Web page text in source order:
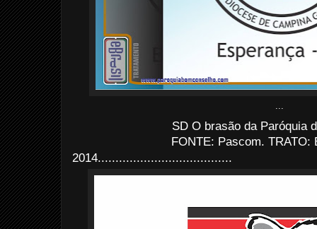
SD O brasão da Paróquia
FONTE: Pascom. TRATO:
2014......................................